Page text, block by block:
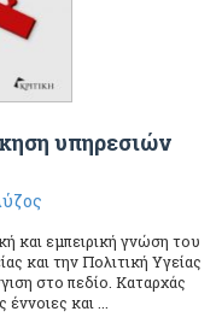
υπηρεσιών
και εμπειρική γνώση του
και την Πολιτική Υγείας
στο πεδίο. Καταρχάς
και ...